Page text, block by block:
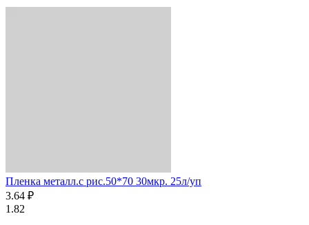
Пленка металл.с рис.50*70 30мкр. 25л/уп
3.64 ₽
1.82